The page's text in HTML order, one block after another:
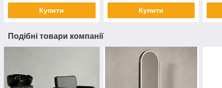
Купити Купити
Подібні товари компанії